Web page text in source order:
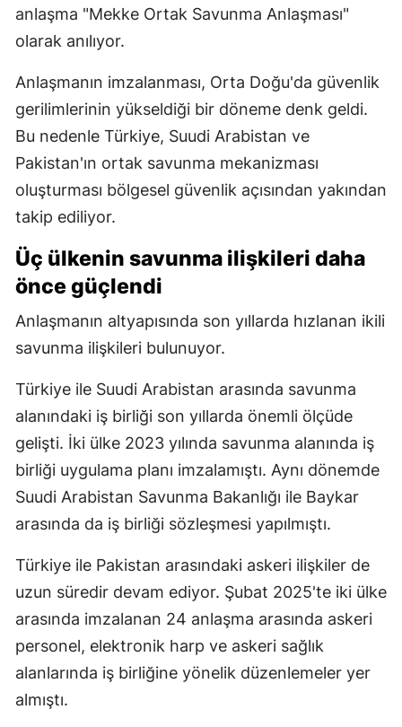
anlaşma "Mekke Ortak Savunma Anlaşması"
olarak anılıyor.
Anlaşmanın imzalanması, Orta Doğu'da güvenlik
gerilimlerinin yükseldiği bir döneme denk geldi.
Bu nedenle Türkiye, Suudi Arabistan ve
Pakistan'ın ortak savunma mekanizması
oluşturması bölgesel güvenlik açısından yakından
takip ediliyor.
Üç ülkenin savunma ilişkileri daha
önce güçlendi
Anlaşmanın altyapısında son yıllarda hızlanan ikili
savunma ilişkileri bulunuyor.
Türkiye ile Suudi Arabistan arasında savunma
alanındaki iş birliği son yıllarda önemli ölçüde
gelişti. İki ülke 2023 yılında savunma alanında iş
birliği uygulama planı imzalamıştı. Aynı dönemde
Suudi Arabistan Savunma Bakanlığı ile Baykar
arasında da iş birliği sözleşmesi yapılmıştı.
Türkiye ile Pakistan arasındaki askeri ilişkiler de
uzun süredir devam ediyor. Şubat 2025'te iki ülke
arasında imzalanan 24 anlaşma arasında askeri
personel, elektronik harp ve askeri sağlık
alanlarında iş birliğine yönelik düzenlemeler yer
almıştı.